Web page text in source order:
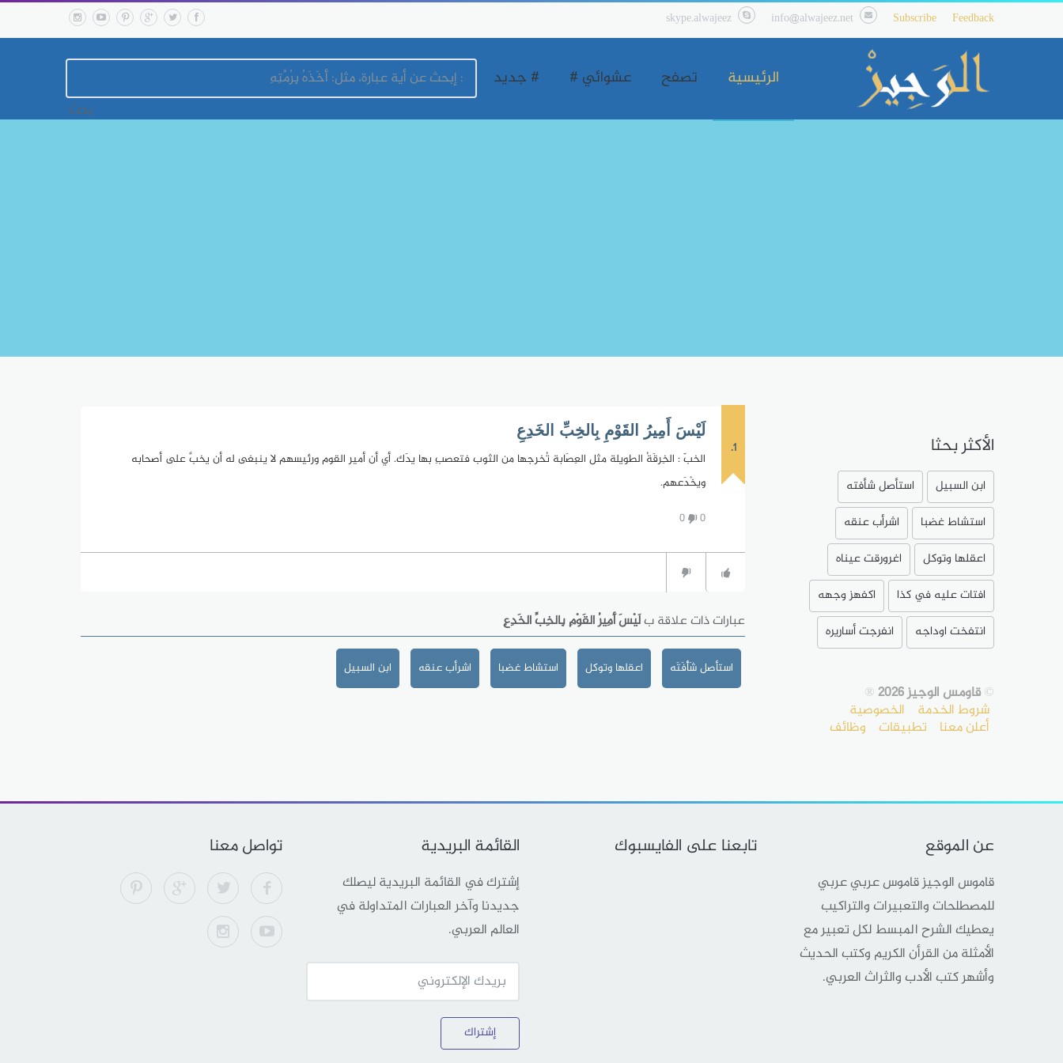
Feedback
Subscribe
info@alwajeez.net
skype.alwajeez
الرئيسية تصفح عشوائي # # جديد
1.
لَيْسَ أَمِيرُ القَوْمِ بِالخِبِّ الخَدِعِ
الخبّ : الخِرقَةُ الطويلة مثل العِصَابة تُخرجها من الثوب فتعصبِ بها يدَك. أي أن أمير القوم ورئيسهم لا ينبغى له أن يخبَّ على أصحابه
ويخْدَعهم.
0
0
عبارات ذات علاقة بلَيْسَ أَمِيرُ القَوْمِ بِالخِبِّ الخَدِعِ
استأصل شَأْفَتَه اعقلها وتوكل استشاط غضبا اشرأب عنقه ابن السبيل
الأكثر بحثا
ابن السبيل
استأصل شأفته
استشاط غضبا
اشرأب عنقه
اعقلها وتوكل
اغرورقت عيناه
افتات عليه في كذا
اكفهز وجهه
انتفخت اوداجه
انفرجت أساريره
©قاومس الوجيز 2026 ®
شروط الخدمة الخصوصية
أعلن معنا تطبيقات وظائف
عن الموقع
قاموس الوجيز قاموس عربي عربي
للمصطلحات والتعبيرات والتراكيب
يعطيك الشرح المبسط لكل تعبير مع
الأمثلة من القرأن الكريم وكتب الحديث
وأشهر كتب الأدب والثراث العربي.
تابعنا على الفايسبوك القائمة البريدية
إشترك في القائمة البريدية ليصلك
جديدنا وآخر العبارات المتداولة في
العالم العربي.
إشتراك
تواصل معنا